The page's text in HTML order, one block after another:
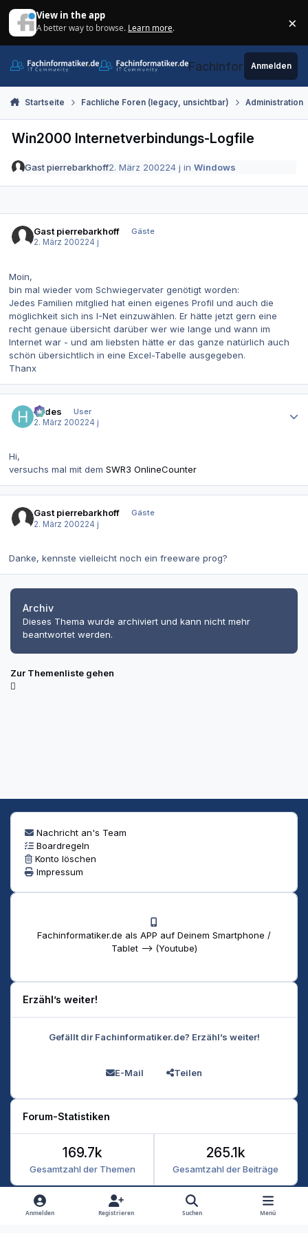
View in the app
A better way to browse. Learn more. ×
Fachinformatiker.de
Anmelden
Startseite Fachliche Foren (legacy, unsichtbar) Administration
Win2000 Internetverbindungs-Logfile
Gast pierrebarkhoff2. März 200224 j inWindows
Gast pierrebarkhoff
Gäste
2. März 200224 j
Moin,
bin mal wieder vom Schwiegervater genötigt worden:
Jedes Familien mitglied hat einen eigenes Profil und auch die
möglichkeit sich ins I-Net einzuwählen. Er hätte jetzt gern eine
recht genaue übersicht darüber wer wie lange und wann im
Internet war - und am liebsten hätte er das ganze natürlich auch
schön übersichtlich in eine Excel-Tabelle ausgegeben.
Thanx
hades
User
2. März 200224 j
Hi,
versuchs mal mit dem SWR3 OnlineCounter
Gast pierrebarkhoff
Gäste
2. März 200224 j
Danke, kennste vielleicht noch ein freeware prog?
Archiv
Dieses Thema wurde archiviert und kann nicht mehr
beantwortet werden.
Zur Themenliste gehen
Nachricht an's Team
Boardregeln
Konto löschen
Impressum
Fachinformatiker.de als APP auf Deinem Smartphone /
Tablet --> (Youtube)
Erzähl’s weiter!
Gefällt dir Fachinformatiker.de? Erzähl’s weiter!
E-Mail Teilen
Forum-Statistiken
Gesamtzahl der Themen
169.7k
Gesamtzahl der Beiträge
265.1k
Heller Modus
Dunkler Modus
Systemeinstellung
Anmelden Registrieren Suchen Menü